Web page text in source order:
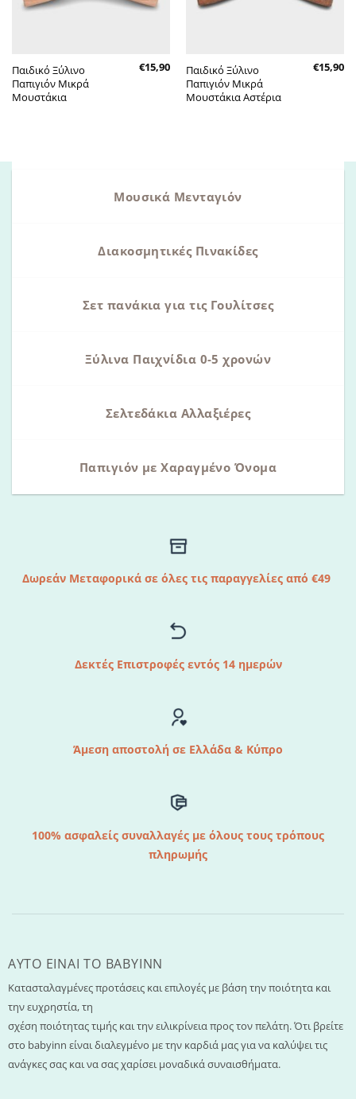
Παιδικό Ξύλινο
Παπιγιόν Μικρά
Μουστάκια
€15,90
Παιδικό Ξύλινο
Παπιγιόν Μικρά
Μουστάκια Αστέρια
€15,90
Μουσικά Μενταγιόν
Διακοσμητικές Πινακίδες
Σετ πανάκια για τις Γουλίτσες
Ξύλινα Παιχνίδια 0-5 χρονών
Σελτεδάκια Αλλαξιέρες
Παπιγιόν με Χαραγμένο Όνομα
Δωρεάν Μεταφορικά σε όλες τις παραγγελίες από €49
Δεκτές Επιστροφές εντός 14 ημερών
Άμεση αποστολή σε Ελλάδα & Κύπρο
100% ασφαλείς συναλλαγές με όλους τους τρόπους
πληρωμής
AYTO EINAI TO ΒΑΒΥΙΝΝ
Κατασταλαγμένες προτάσεις και επιλογές με βάση την ποιότητα και
την ευχρηστία, τη
σχέση ποιότητας τιμής και την ειλικρίνεια προς τον πελάτη. Ότι βρείτε
στο babyinn είναι διαλεγμένο με την καρδιά μας για να καλύψει τις
ανάγκες σας και να σας χαρίσει μοναδικά συναισθήματα.